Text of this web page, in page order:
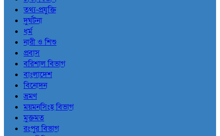
তথ্য-প্রযুক্তি
দুর্ঘটনা
ধর্ম
নারী ও শিশু
প্রবাস
বরিশাল বিভাগ
বাংলাদেশ
বিনোদন
ভ্রমণ
ময়মনসিংহ বিভাগ
মুক্তমত
রংপুর বিভাগ